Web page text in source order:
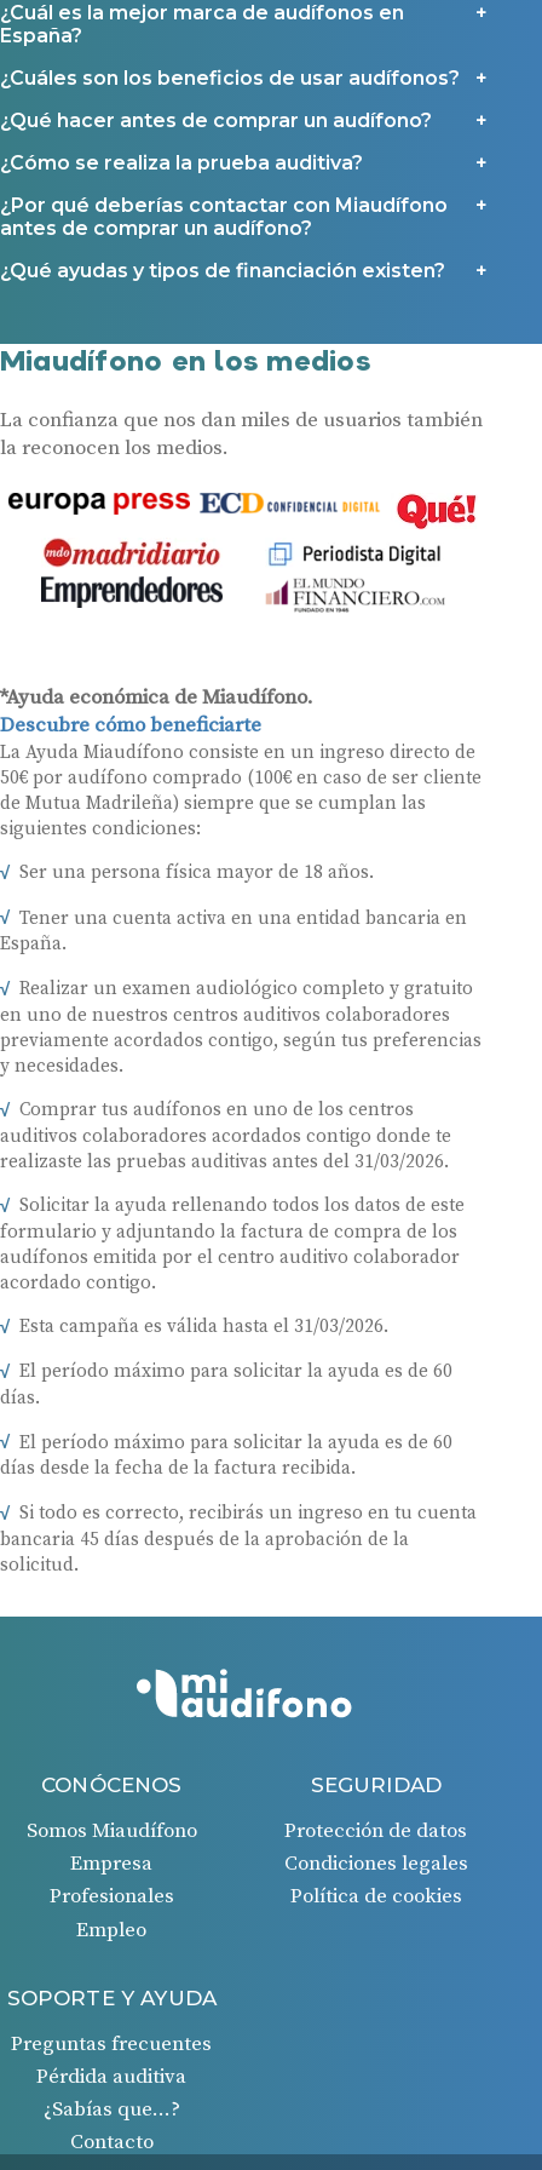
¿Cuál es la mejor marca de audífonos en
España?
¿Cuáles son los beneficios de usar audífonos?
¿Qué hacer antes de comprar un audífono?
¿Cómo se realiza la prueba auditiva?
¿Por qué deberías contactar con Miaudífono
antes de comprar un audífono?
¿Qué ayudas y tipos de financiación existen?
Miaudífono en los medios
La confianza que nos dan miles de usuarios también
la reconocen los medios.
*Ayuda económica de Miaudífono.
Descubre cómo beneficiarte
La Ayuda Miaudífono consiste en un ingreso directo de
50€ por audífono comprado (100€ en caso de ser cliente
de Mutua Madrileña) siempre que se cumplan las
siguientes condiciones:
Ser una persona física mayor de 18 años.
Tener una cuenta activa en una entidad bancaria en
España.
Realizar un examen audiológico completo y gratuito
en uno de nuestros centros auditivos colaboradores
previamente acordados contigo, según tus preferencias
y necesidades.
Comprar tus audífonos en uno de los centros
auditivos colaboradores acordados contigo donde te
realizaste las pruebas auditivas antes del 31/03/2026.
Solicitar la ayuda rellenando todos los datos de este
formulario y adjuntando la factura de compra de los
audífonos emitida por el centro auditivo colaborador
acordado contigo.
Esta campaña es válida hasta el 31/03/2026.
El período máximo para solicitar la ayuda es de 60
días.
El período máximo para solicitar la ayuda es de 60
días desde la fecha de la factura recibida.
Si todo es correcto, recibirás un ingreso en tu cuenta
bancaria 45 días después de la aprobación de la
solicitud.
CONÓCENOS
Somos Miaudífono
Empresa
Profesionales
Empleo
SEGURIDAD
Protección de datos
Condiciones legales
Política de cookies
SOPORTE Y AYUDA
Preguntas frecuentes
Pérdida auditiva
¿Sabías que…?
Contacto